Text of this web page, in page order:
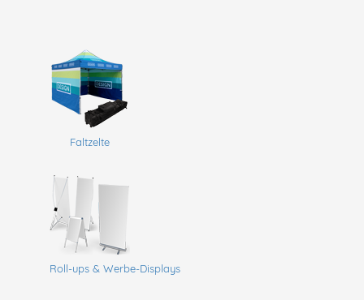
Faltzelte
Roll-ups & Werbe-Displays